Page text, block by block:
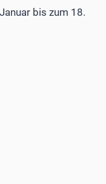
bis zum 18.